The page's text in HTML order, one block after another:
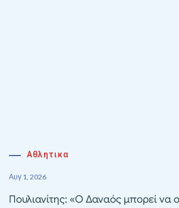
Αθλητικα
Αυγ 1, 2026
Πουλιανίτης: «Ο Δαναός μπορεί να